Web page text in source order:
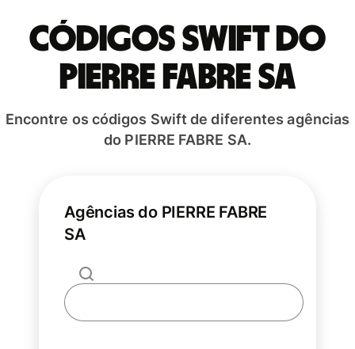
Códigos Swift do
PIERRE FABRE SA
Encontre os códigos Swift de diferentes agências
do PIERRE FABRE SA.
Agências do PIERRE FABRE
SA